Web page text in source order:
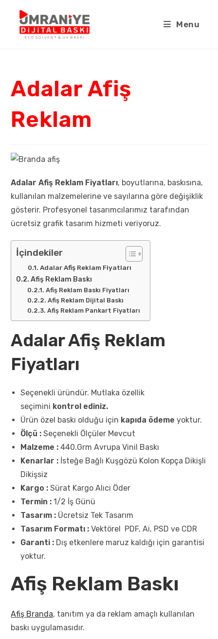
Menu
Adalar Afiş
Reklam
Adalar Afiş Reklam Fiyatları, boyutlarına, baskısına,
kullanılan malzemelerine ve sayılarına göre değişiklik
gösterir. Profesyonel tasarımcılarımız tarafından
ücretsiz grafik tasarım hizmeti veriyoruz.
İçindekiler
Adalar Afiş Reklam Fiyatları
Afiş Reklam Baskı
Afiş Reklam Baskı Fiyatları
Afiş Reklam Dijital Baskı
Afiş Reklam Pankart Fiyatları
Adalar Afiş Reklam
Fiyatları
Seçenekli üründür. Mutlaka özellik
seçimini kontrol ediniz.
Ürün özel baskı olduğu için kapıda ödeme yoktur.
Ölçü : Seçenekli Ölçüler Mevcut
Malzeme : 440.Grm Avrupa Vinil Baskı
Kenarlar : İsteğe Bağlı Kuşgözü Kolon Kopça Dikişli
Dikişsiz
Kargo : Sürat Kargo Alıcı Öder
Termin : 1/2 İş Günü
Tasarım : Ücretsiz Tek Tasarım
Tasarım Formatı : Vektörel PDF, Ai, PSD ve CDR
Garanti : Dış etkenlere maruz kaldığı için garantisi
yoktur.
Afiş Reklam Baskı
Afiş Branda, tanıtım ya da reklam amaçlı kullanılan
baskı uygulamasıdır.